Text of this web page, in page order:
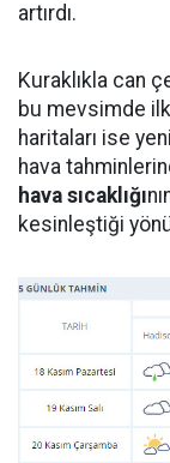
artırdı.
Kuraklıkla can
bu mevsimde ilk
haritaları ise
hava
hava sıcaklığı
kesinleştiği